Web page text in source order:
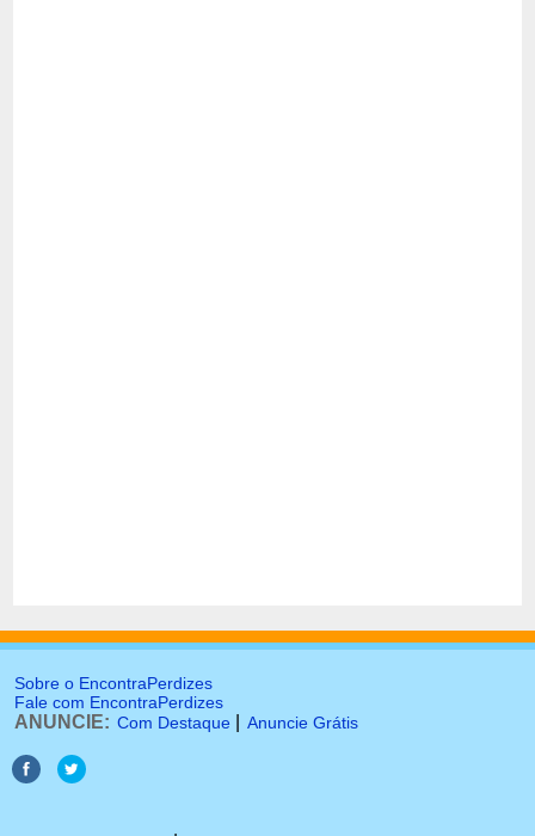
Sobre o EncontraPerdizes
Fale com EncontraPerdizes
ANUNCIE: Com Destaque Anuncie Grátis